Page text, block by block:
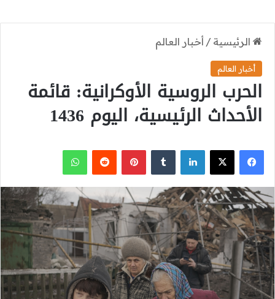
الرئيسية / أخبار العالم
أخبار العالم
الحرب الروسية الأوكرانية: قائمة
الأحداث الرئيسية، اليوم 1436
فيسبوك
‫X لينكدإن بينتيريست واتساب